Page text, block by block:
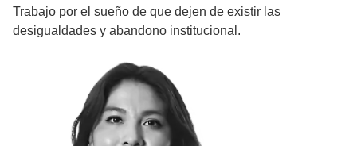
Trabajo por el sueño de que dejen de existir las
desigualdades y abandono institucional.